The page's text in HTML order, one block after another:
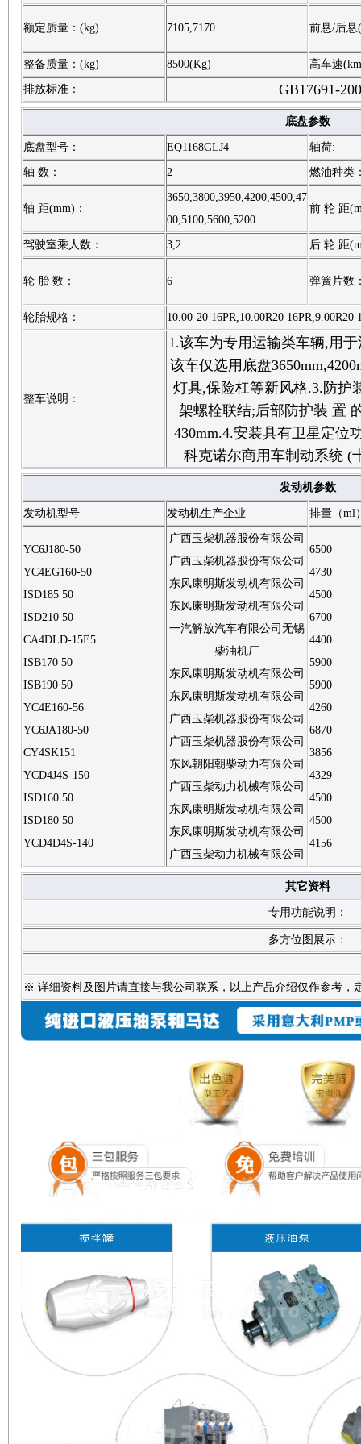
额定质量：(kg) 7105,7170 前悬/后悬
整备质量：(kg) 8500(Kg) 高车速
排放标准： GB17691-
底盘参数
底盘型号： EQ1168GLJ4 轴荷:
轴 数： 2 燃油种类
轴 距(mm)：
3650,3800,3950,4200,4500,47
00,5100,5600,5200
前 轮 距
驾驶室乘人数： 3,2 后 轮 距
轮 胎 数： 6 弹簧片数
轮胎规格： 10.00-20 16PR,10.00R20 16PR,9.00R20
整车说明：
1.该车为专用运输类车辆,用
该车仅选用底盘
灯具,保险杠等新风格.3.防护
架螺栓联结;后部防护装 置
430mm.4.安装具有卫星定位
科克诺尔商用车制动系统 (
发动机参数
发动机型号 发动机生产企业 排量（ml
YC6J180-50
YC4EG160-50
ISD185 50
ISD210 50
CA4DLD-15E5
ISB170 50
ISB190 50
YC4E160-56
YC6JA180-50
CY4SK151
YCD4J4S-150
ISD160 50
ISD180 50
YCD4D4S-140
广西玉柴机器股份有限公司
广西玉柴机器股份有限公司
东风康明斯发动机有限公司
东风康明斯发动机有限公司
一汽解放汽车有限公司无锡
柴油机厂
东风康明斯发动机有限公司
东风康明斯发动机有限公司
广西玉柴机器股份有限公司
广西玉柴机器股份有限公司
东风朝阳朝柴动力有限公司
广西玉柴动力机械有限公司
东风康明斯发动机有限公司
东风康明斯发动机有限公司
广西玉柴动力机械有限公司
6500
4730
4500
6700
4400
5900
5900
4260
6870
3856
4329
4500
4500
4156
其它资料
专用功能说明：
多方位图展示：
※ 详细资料及图片请直接与我公司联系，以上产品介绍仅作参考，